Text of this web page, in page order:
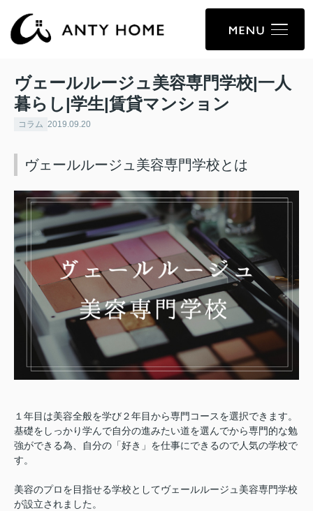
ヴェールルージュ美容専門学校|一人
暮らし|学生|賃貸マンション
コラム 2019.09.20
ヴェールルージュ美容専門学校とは
１年目は美容全般を学び２年目から専門コースを選択できます。
基礎をしっかり学んで自分の進みたい道を選んでから専門的な勉
強ができる為、自分の「好き」を仕事にできるので人気の学校で
す。
美容のプロを目指せる学校としてヴェールルージュ美容専門学校
が設立されました。